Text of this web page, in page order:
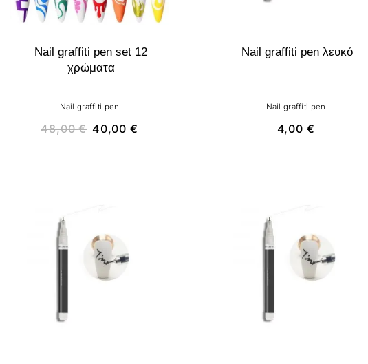
Nail graffiti pen set 12
χρώματα
Nail graffiti pen
48,00€ 40,00 €
Nail graffiti pen λευκό
Nail graffiti pen
4,00 €